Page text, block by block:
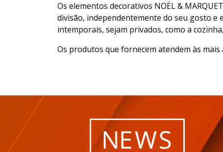
Os elementos decorativos NOËL &
divisão, independentemente do seu gosto e
intemporais, sejam privados, como a
Os produtos que fornecem atendem às